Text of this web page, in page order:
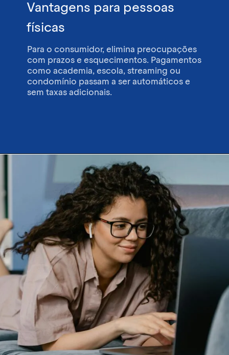
Para o consumidor, elimina preocupações
com prazos e esquecimentos. Pagamentos
comoacademia, escola, streaming ou
condomínio passam a ser automáticos e
sem taxas adicionais.
Vantagens para pessoas
físicas